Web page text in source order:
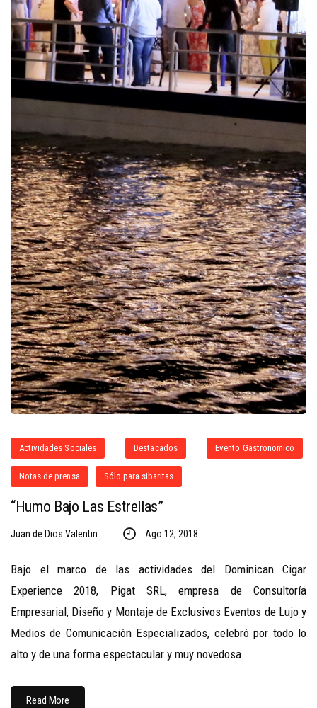
Actividades Sociales Destacados Evento Gastronomico
Notas de prensa Sólo para sibaritas
“Humo Bajo Las Estrellas”
Juan de Dios Valentin Ago 12, 2018
Bajo el marco de las actividades del Dominican Cigar
Experience 2018, Pigat SRL, empresa de Consultoría
Empresarial, Diseño y Montaje de Exclusivos Eventos de Lujo y
Medios de Comunicación Especializados, celebró por todo lo
alto y de una forma espectacular y muy novedosa
Read More